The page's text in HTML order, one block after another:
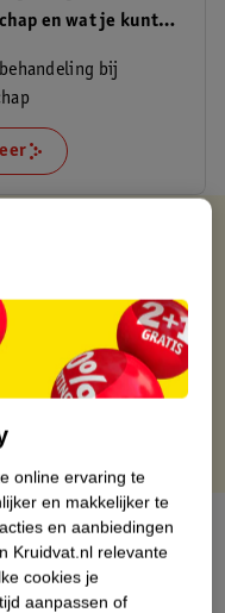
en wat je kunt
bij
online ervaring te
en makkelijker te
en aanbiedingen
Kruidvat.nl relevante
cookies je
aanpassen of